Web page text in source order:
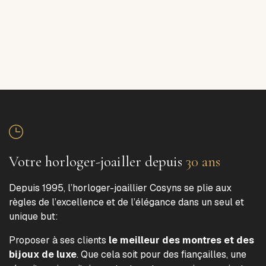
Votre horloger-joailler depuis 30 ans
Depuis 1995, l’horloger-joaillier Cosyns se plie aux
règles de l’excellence et de l’élégance dans un seul et
unique but:
Proposer à ses clients le meilleur des montres et des
bijoux de luxe. Que cela soit pour des fiançailles, une